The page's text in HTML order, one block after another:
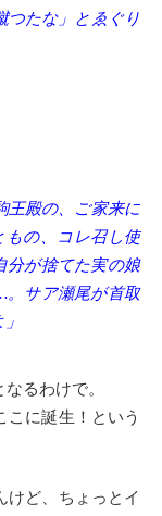
つたな」とゑぐり
王殿の、ご家来に
の、コレ召し使
分が捨てた実の娘
。サア瀬尾が首取
るわけで。
こに誕生！という
けど、ちょっとイ